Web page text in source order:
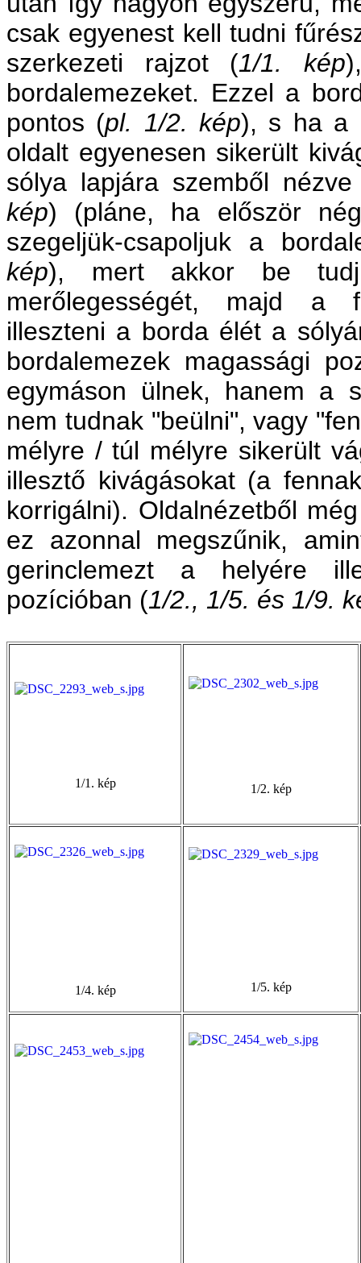
csak egyenest kell tudni
szerkezeti rajzot (1/1. kép
bordalemezeket. Ezzel a
pontos (pl. 1/2. kép), s ha a
oldalt egyenesen sikerült
sólya lapjára szemből
kép) (pláne, ha először
szegeljük-csapoljuk a
kép), mert akkor be
merőlegességét, majd a
illeszteni a borda élét a
bordalemezek magassági
egymáson ülnek, hanem a
nem tudnak "beülni", vagy
mélyre / túl mélyre sikerült
illesztő kivágásokat (a
korrigálni). Oldalnézetből
ez azonnal megszűnik,
gerinclemezt a helyére
pozícióban (1/2., 1/5. és 1/9.
1/1. kép 1/2. kép
1/4. kép 1/5. kép